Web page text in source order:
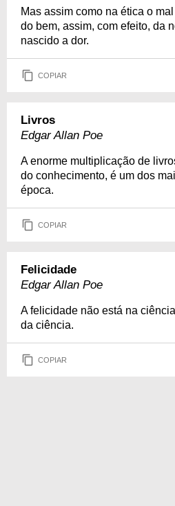
Mas assim como na ética o
do bem, assim, com efeito, da
nascido a dor.
COPIAR
Livros
Edgar Allan Poe
A enorme multiplicação de
do conhecimento, é um dos
época.
COPIAR
Felicidade
Edgar Allan Poe
A felicidade não está na
da ciência.
COPIAR